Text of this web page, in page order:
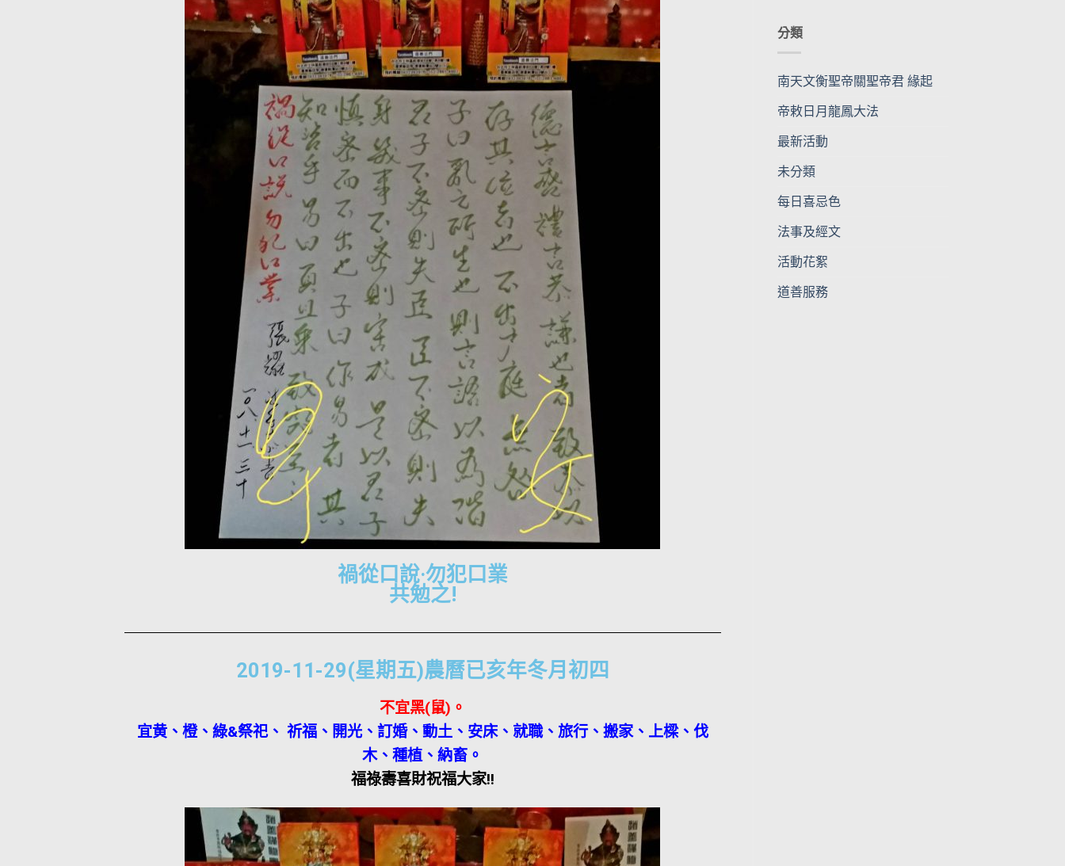
禍從口說·勿犯口業
共勉之!
2019-11-29(星期五)農曆已亥年冬月初四
不宜黑(鼠) 。
宜黄、橙、綠&祭祀、 祈福、開光、訂婚、動土、安床、就職、旅行、搬家、上樑、伐
木、種植、納畜 。
福祿壽喜財祝福大家!!
分類
南天文衡聖帝關聖帝君 緣起
帝敕日月龍鳳大法
最新活動
未分類
每日喜忌色
法事及經文
活動花絮
道善服務